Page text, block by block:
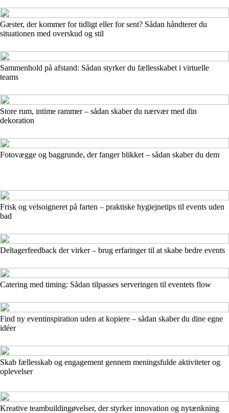
Gæster, der kommer for tidligt eller for sent? Sådan håndterer du
situationen med overskud og stil
Sammenhold på afstand: Sådan styrker du fællesskabet i virtuelle
teams
Store rum, intime rammer – sådan skaber du nærvær med din
dekoration
Fotovægge og baggrunde, der fanger blikket – sådan skaber du dem
Frisk og velsoigneret på farten – praktiske hygiejnetips til events uden
bad
Deltagerfeedback der virker – brug erfaringer til at skabe bedre events
Catering med timing: Sådan tilpasses serveringen til eventets flow
Find ny eventinspiration uden at kopiere – sådan skaber du dine egne
idéer
Skab fællesskab og engagement gennem meningsfulde aktiviteter og
oplevelser
Kreative teambuildingøvelser, der styrker innovation og nytænkning